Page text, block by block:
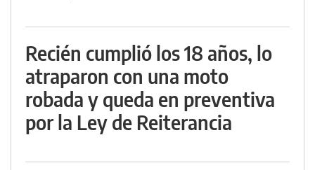
Recién cumplió los 18 años, lo
atraparon con una moto
robada y queda en preventiva
por la Ley de Reiterancia